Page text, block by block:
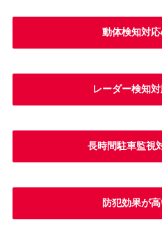
動体検知対
レーダー検知
長時間駐車監視
防犯効果が